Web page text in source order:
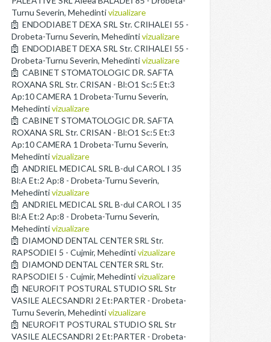
Turnu Severin, Mehedintivizualizare
ENDODIABET DEXA SRL Str. CRIHALEI 55 -
Drobeta-Turnu Severin, Mehedintivizualizare
ENDODIABET DEXA SRL Str. CRIHALEI 55 -
Drobeta-Turnu Severin, Mehedintivizualizare
CABINET STOMATOLOGIC DR. SAFTA
ROXANA SRL Str. CRISAN - Bl:O1 Sc:5 Et:3
Ap:10 CAMERA 1 Drobeta-Turnu Severin,
Mehedintivizualizare
CABINET STOMATOLOGIC DR. SAFTA
ROXANA SRL Str. CRISAN - Bl:O1 Sc:5 Et:3
Ap:10 CAMERA 1 Drobeta-Turnu Severin,
Mehedintivizualizare
ANDRIEL MEDICAL SRL B-dul CAROL I 35
Bl:A Et:2 Ap:8 - Drobeta-Turnu Severin,
Mehedintivizualizare
ANDRIEL MEDICAL SRL B-dul CAROL I 35
Bl:A Et:2 Ap:8 - Drobeta-Turnu Severin,
Mehedintivizualizare
DIAMOND DENTAL CENTER SRL Str.
RAPSODIEI 5 - Cujmir, Mehedintivizualizare
DIAMOND DENTAL CENTER SRL Str.
RAPSODIEI 5 - Cujmir, Mehedintivizualizare
NEUROFIT POSTURAL STUDIO SRL Str
VASILE ALECSANDRI 2 Et:PARTER - Drobeta-
Turnu Severin, Mehedintivizualizare
NEUROFIT POSTURAL STUDIO SRL Str
VASILE ALECSANDRI 2 Et:PARTER - Drobeta-